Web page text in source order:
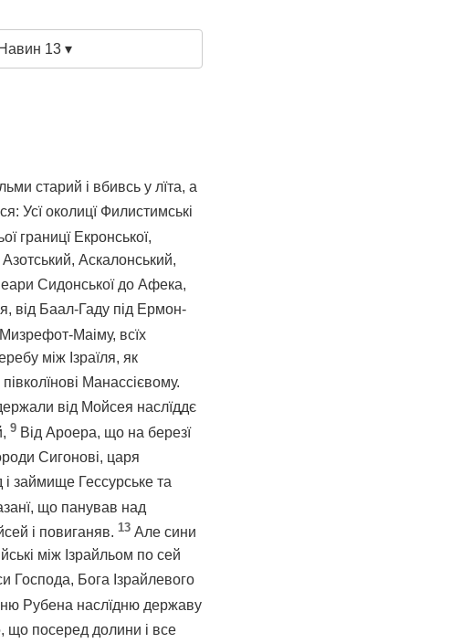
Навин 13 ▾
старий і вбивсь у лїта, а
Усї околицї Филистимські
границї Екронської,
Аскалонський,
Сидонської до Афека,
від Баал-Гаду під Ермон-
Маіму, всїх
між Ізраїля, як
Манассієвому.
від Мойсея наслїддє
9 Від Ароера, що на березї
Сигонові, царя
займище Гессурське та
що панував над
і повиганяв. 13 Але сини
між Ізрайльом по сей
Господа, Бога Ізрайлевого
Рубена наслїдню державу
що посеред долини і все